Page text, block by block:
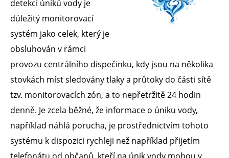
detekci úniků vody je
důležitý monitorovací
systém jako celek, který je
obsluhován v rámci
provozu centrálního dispečinku, kdy jsou na několika
stovkách míst sledovány tlaky a průtoky do části sítě
tzv. monitorovacích zón, a to nepřetržitě 24 hodin
denně. Je zcela běžné, že informace o úniku vody,
například náhlá porucha, je prostřednictvím tohoto
systému k dispozici rychleji než například přijetím